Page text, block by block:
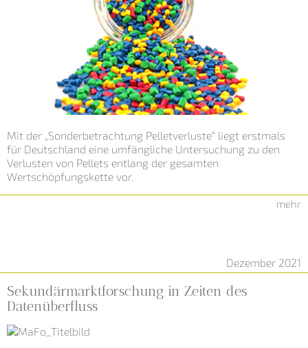
Mit der „Sonderbetrachtung Pelletverluste“ liegt erstmals
für Deutschland eine umfängliche Untersuchung zu den
Verlusten von Pellets entlang der gesamten
Wertschöpfungskette vor.
mehr
Dezember 2021
Sekundärmarktforschung in Zeiten des
Datenüberfluss